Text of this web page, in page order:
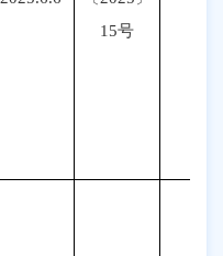
15号